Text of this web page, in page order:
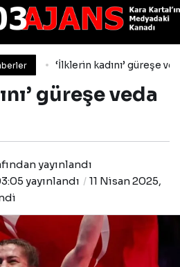
‘İlklerin kadını’ güreşe
güreşe veda
yayınlandı
yayınlandı
11 Nisan 2025,
Beşiktaş
belli oldu